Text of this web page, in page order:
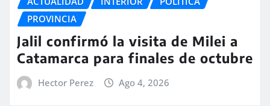
PROVINCIA
Jalil confirmó la visita de Milei a
Catamarca para finales de octubre
Hector Perez Ago 4, 2026